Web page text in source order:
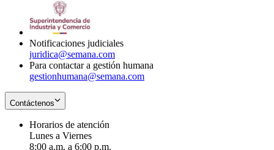
Notificaciones judiciales
juridica@semana.com
Para contactar a gestión humana
gestionhumana@semana.com
Contáctenos
Horarios de atención
Lunes a Viernes
8:00 a.m. a 6:00 p.m.